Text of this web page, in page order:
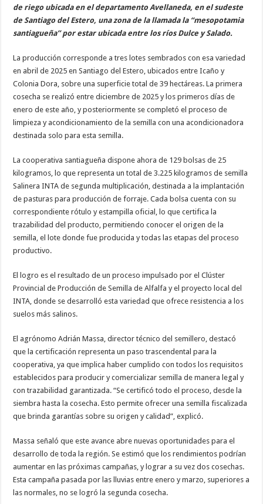
de riego ubicada en el departamento Avellaneda, en el sudeste
de Santiago del Estero, una zona de la llamada la “mesopotamia
santiagueña” por estar ubicada entre los ríos Dulce y Salado.
La producción corresponde a tres lotes sembrados con esa variedad
en abril de 2025 en Santiago del Estero, ubicados entre Icaño y
Colonia Dora, sobre una superficie total de 39 hectáreas. La primera
cosecha se realizó entre diciembre de 2025 y los primeros días de
enero de este año, y posteriormente se completó el proceso de
limpieza y acondicionamiento de la semilla con una acondicionadora
destinada solo para esta semilla.
La cooperativa santiagueña dispone ahora de 129 bolsas de 25
kilogramos, lo que representa un total de 3.225 kilogramos de semilla
Salinera INTA de segunda multiplicación, destinada a la implantación
de pasturas para producción de forraje. Cada bolsa cuenta con su
correspondiente rótulo y estampilla oficial, lo que certifica la
trazabilidad del producto, permitiendo conocer el origen de la
semilla, el lote donde fue producida y todas las etapas del proceso
productivo.
El logro es el resultado de un proceso impulsado por el Clúster
Provincial de Producción de Semilla de Alfalfa y el proyecto local del
INTA, donde se desarrolló esta variedad que ofrece resistencia a los
suelos más salinos.
El agrónomo Adrián Massa, director técnico del semillero, destacó
que la certificación representa un paso trascendental para la
cooperativa, ya que implica haber cumplido con todos los requisitos
establecidos para producir y comercializar semilla de manera legal y
con trazabilidad garantizada. “Se certificó todo el proceso, desde la
siembra hasta la cosecha. Esto permite ofrecer una semilla fiscalizada
que brinda garantías sobre su origen y calidad”, explicó.
Massa señaló que este avance abre nuevas oportunidades para el
desarrollo de toda la región. Se estimó que los rendimientos podrían
aumentar en las próximas campañas, y lograr a su vez dos cosechas.
Esta campaña pasada por las lluvias entre enero y marzo, superiores a
las normales, no se logró la segunda cosecha.